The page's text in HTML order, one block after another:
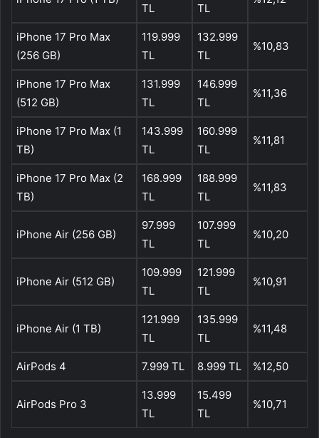
TL TL
iPhone 17 Pro Max
(256 GB)
119.999
TL
132.999
TL
%10,83
iPhone 17 Pro Max
(512 GB)
131.999
TL
146.999
TL
%11,36
iPhone 17 Pro Max (1
TB)
143.999
TL
160.999
TL
%11,81
iPhone 17 Pro Max (2
TB)
168.999
TL
188.999
TL
%11,83
iPhone Air (256 GB)
97.999
TL
107.999
TL
%10,20
iPhone Air (512 GB)
109.999
TL
121.999
TL
%10,91
iPhone Air (1 TB)
121.999
TL
135.999
TL
%11,48
AirPods 4 7.999 TL 8.999 TL %12,50
AirPods Pro 3
13.999
TL
15.499
TL
%10,71